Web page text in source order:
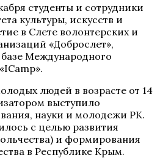
студенты и сотрудники
культуры, искусств и
в Слете волонтерских и
«Доброслет»,
Международного
людей в возрасте от 14
выступило
науки и молодежи РК.
с целью развития
и формирования
в Республике Крым.